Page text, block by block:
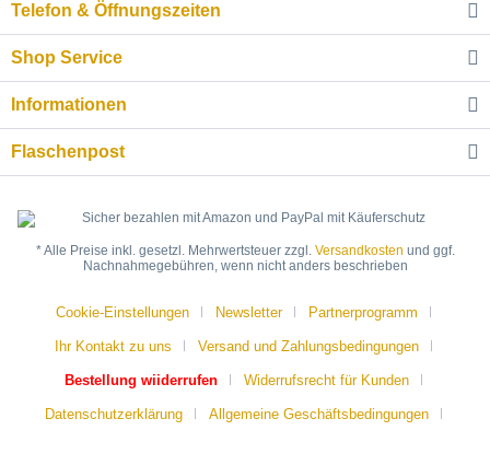
Telefon & Öffnungszeiten
Shop Service
Informationen
Flaschenpost
* Alle Preise inkl. gesetzl. Mehrwertsteuer zzgl. Versandkosten und ggf.
Nachnahmegebühren, wenn nicht anders beschrieben
Cookie-Einstellungen Newsletter Partnerprogramm
Ihr Kontakt zu uns Versand und Zahlungsbedingungen
Bestellung wiiderrufen Widerrufsrecht für Kunden
Datenschutzerklärung Allgemeine Geschäftsbedingungen